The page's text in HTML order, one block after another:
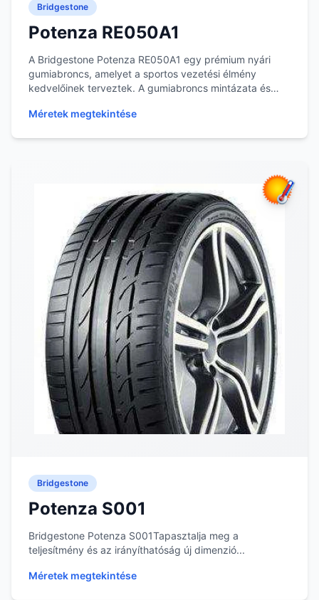
Bridgestone
Potenza RE050A1
A Bridgestone Potenza RE050A1 egy prémium nyári
gumiabroncs, amelyet a sportos vezetési élmény
kedvelőinek terveztek. A gumiabroncs mintázata és
Méretek megtekintése
Bridgestone
Potenza S001
Bridgestone Potenza S001Tapasztalja meg a
teljesítmény és az irányíthatóság új dimenzió...
Méretek megtekintése